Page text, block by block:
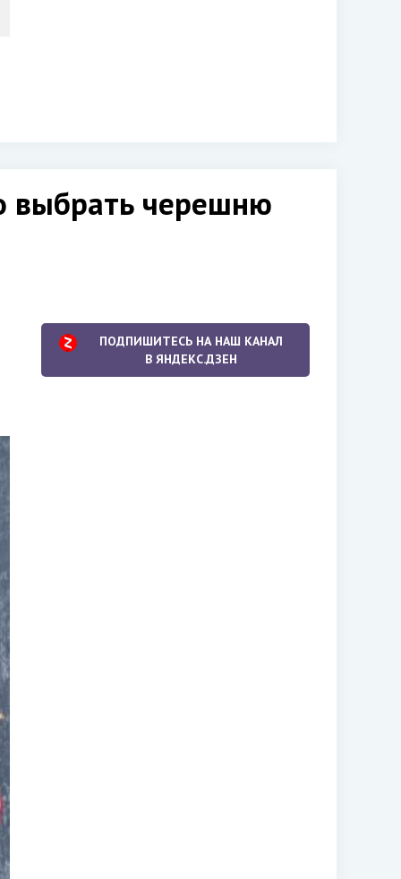
выбрать черешню
ПОДПИШИТЕСЬ НА НАШ КАНАЛ
В ЯНДЕКС.ДЗЕН